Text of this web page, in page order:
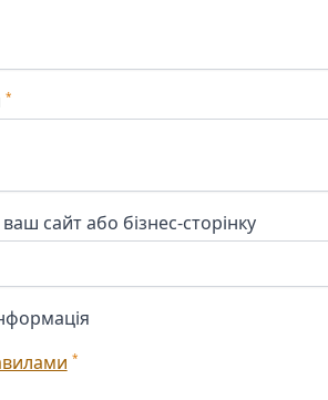
сайт або бізнес-сторінку